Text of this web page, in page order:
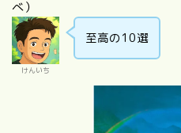
べ）
けんいち
至高の10選